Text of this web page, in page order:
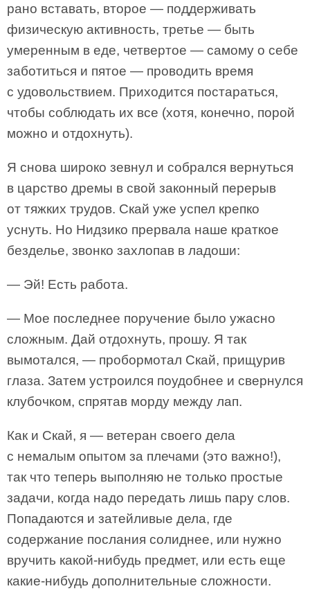
рано вставать, второе — поддерживать
физическую активность, третье — быть
умеренным в еде, четвертое — самому о себе
заботиться и пятое — проводить время
с удовольствием. Приходится постараться,
чтобы соблюдать их все (хотя, конечно, порой
можно и отдохнуть).
Я снова широко зевнул и собрался вернуться
в царство дремы в свой законный перерыв
от тяжких трудов. Скай уже успел крепко
уснуть. Но Нидзико прервала наше краткое
безделье, звонко захлопав в ладоши:
— Эй! Есть работа.
— Мое последнее поручение было ужасно
сложным. Дай отдохнуть, прошу. Я так
вымотался, — пробормотал Скай, прищурив
глаза. Затем устроился поудобнее и свернулся
клубочком, спрятав морду между лап.
Как и Скай, я — ветеран своего дела
с немалым опытом за плечами (это важно!),
так что теперь выполняю не только простые
задачи, когда надо передать лишь пару слов.
Попадаются и затейливые дела, где
содержание послания солиднее, или нужно
вручить какой-нибудь предмет, или есть еще
какие-нибудь дополнительные сложности.